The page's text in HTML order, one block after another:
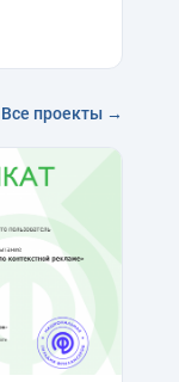
Все проекты →